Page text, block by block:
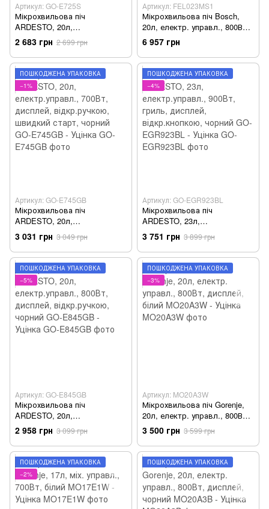
Артикул: GO-E725S
Мікрохвильова піч
ARDESTO, 20л,
електр.управл., 700Вт,
дисплей, відкр.ручкою,
сріблястий GO-E725S - Уцінка
2 683 грн 2 699 грн
Артикул: FEL023MS1
Мікрохвильова піч Bosch,
20л, електр. управл., 800Вт,
гриль, дисплей, чорний
FEL023MS1 - Уцінка
6 957 грн
ПОШКОДЖЕНА УПАКОВКА
−1%
Артикул: GO-E745GB
Мікрохвильова піч
ARDESTO, 20л,
електр.управл., 700Вт,
дисплей, відкр.ручкою,
швидкий старт, чорний GO-
E745GB - Уцінка
3 031 грн 3 049 грн
ПОШКОДЖЕНА УПАКОВКА
−4%
Артикул: GO-EGR923BL
Мікрохвильова піч
ARDESTO, 23л,
електр.управл., 900Вт,
гриль, дисплей,
відкр.кнопкою, чорний GO-
EGR923BL - Уцінка
3 751 грн 3 899 грн
ПОШКОДЖЕНА УПАКОВКА
−5%
Артикул: GO-E845GB
Мікрохвильова піч
ARDESTO, 20л,
електр.управл., 800Вт,
дисплей, відкр.ручкою,
чорний GO-E845GB - Уцінка
2 958 грн 3 099 грн
ПОШКОДЖЕНА УПАКОВКА
−3%
Артикул: MO20A3W
Мікрохвильова піч Gorenje,
20л, електр. управл., 800Вт,
дисплей, білий MO20A3W -
Уцінка
3 500 грн 3 599 грн
ПОШКОДЖЕНА УПАКОВКА
−2%
ПОШКОДЖЕНА УПАКОВКА